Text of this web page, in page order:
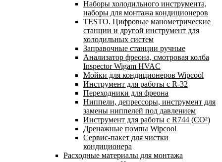
Наборы холодильного инструмента,
наборы для монтажа кондиционеров
TESTO. Цифровые манометрические
станции и другой инструмент для
холодильных систем
Заправочные станции ручные
Анализатор фреона, смотровая колба
Inspector Wigam HVAC
Мойки для кондиционеров Wipcool
Инструмент для работы с R-32
Переходники для фреона
Ниппели, депрессоры, инструмент для
замены ниппелей под давлением
Инструмент для работы с R744 (CO²)
Дренажные помпы Wipcool
Сервис-пакет для чистки
кондиционера
Расходные материалы для монтажа